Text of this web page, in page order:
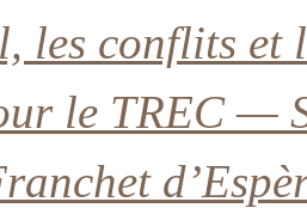
les conflits et
le TREC —